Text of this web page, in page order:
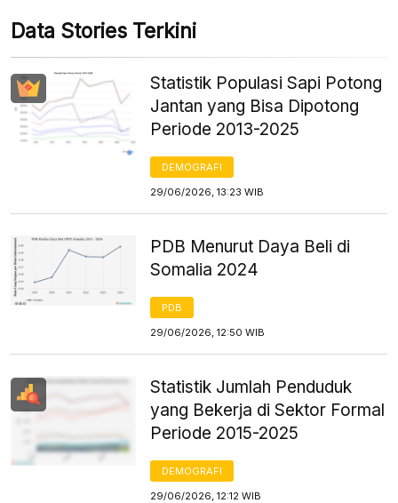
Data Stories Terkini
Statistik Populasi Sapi Potong
Jantan yang Bisa Dipotong
Periode 2013-2025
DEMOGRAFI
29/06/2026, 13:23 WIB
PDB Menurut Daya Beli di
Somalia 2024
PDB
29/06/2026, 12:50 WIB
Statistik Jumlah Penduduk
yang Bekerja di Sektor Formal
Periode 2015-2025
DEMOGRAFI
29/06/2026, 12:12 WIB